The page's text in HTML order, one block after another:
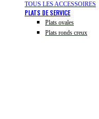
TOUS LES ACCESSOIRES
PLATS DE SERVICE
Plats ovales
Plats ronds creux